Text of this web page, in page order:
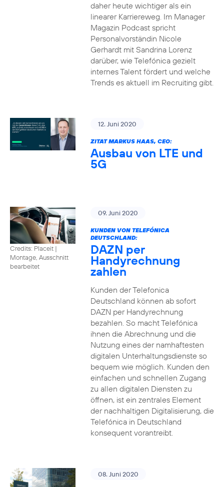
daher heute wichtiger als ein
linearer Karriereweg. Im Manager
Magazin Podcast spricht
Personalvorständin Nicole
Gerhardt mit Sandrina Lorenz
darüber, wie Telefónica gezielt
internes Talent fördert und welche
Trends es aktuell im Recruiting gibt.
12. Juni 2020
ZITAT MARKUS HAAS, CEO:
Ausbau von LTE und
5G
Credits: Placeit |
Montage, Ausschnitt
bearbeitet
09. Juni 2020
KUNDEN VON TELEFÓNICA
DEUTSCHLAND:
DAZN per
Handyrechnung
zahlen
Kunden der Telefonica
Deutschland können ab sofort
DAZN per Handyrechnung
bezahlen. So macht Telefónica
ihnen die Abrechnung und die
Nutzung eines der namhaftesten
digitalen Unterhaltungsdienste so
bequem wie möglich. Kunden den
einfachen und schnellen Zugang
zu allen digitalen Diensten zu
öffnen, ist ein zentrales Element
der nachhaltigen Digitalisierung, die
Telefónica in Deutschland
konsequent vorantreibt.
08. Juni 2020